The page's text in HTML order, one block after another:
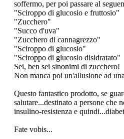
soffermo, per poi passare al
"Sciroppo di glucosio e fruttosio"
"Zucchero"
"Succo d'uva"
"Zucchero di cannagrezzo"
"Sciroppo di glucosio"
"Sciroppo di glucosio disidratato"
Sei, ben sei sinonimi di zucchero!
Non manca poi un'allusione ad
Questo fantastico prodotto, se
salutare...destinato a persone che
insulino-resistenza e
Fate vobis...